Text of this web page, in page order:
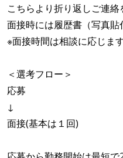
こちらより折り返しご連絡
面接時には履歴書（写真貼
※面接時間は相談に応じます
＜選考フロー＞
応募
↓
面接(基本は１回)